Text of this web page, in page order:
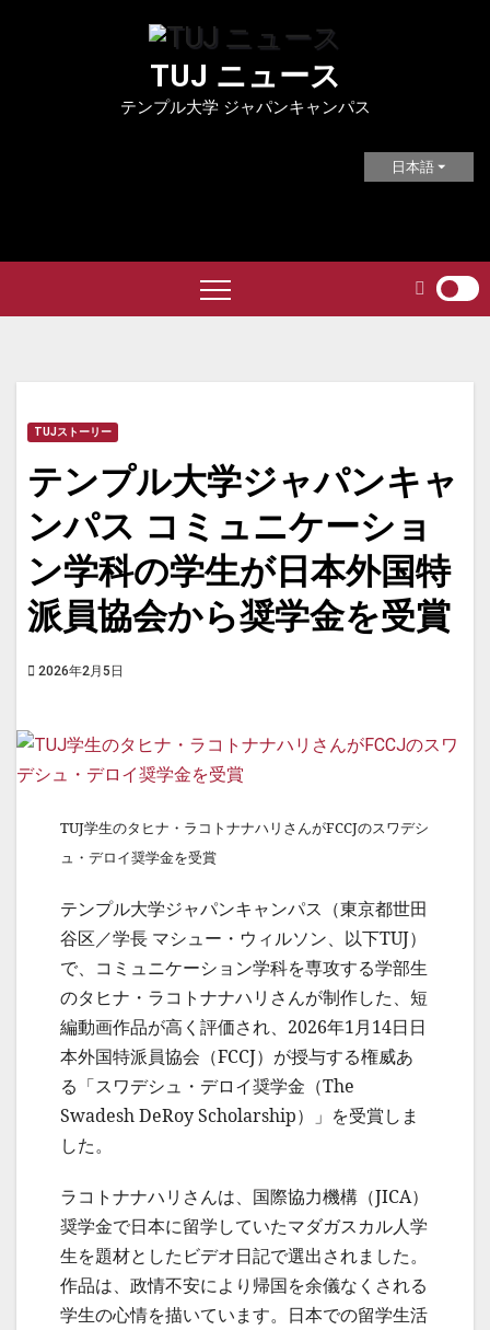
TUJ ニュース
テンプル大学 ジャパンキャンパス
日本語
TUJストーリー
テンプル大学ジャパンキャ
ンパス コミュニケーショ
ン学科の学生が日本外国特
派員協会から奨学金を受賞
2026年2月5日
TUJ学生のタヒナ・ラコトナナハリさんがFCCJのスワデシ
ュ・デロイ奨学金を受賞
テンプル大学ジャパンキャンパス（東京都世田
谷区／学長 マシュー・ウィルソン、以下TUJ）
で、コミュニケーション学科を専攻する学部生
のタヒナ・ラコトナナハリさんが制作した、短
編動画作品が高く評価され、2026年1月14日日
本外国特派員協会（FCCJ）が授与する権威あ
る「スワデシュ・デロイ奨学金（The
Swadesh DeRoy Scholarship）」を受賞しま
した。
ラコトナナハリさんは、国際協力機構（JICA）
奨学金で日本に留学していたマダガスカル人学
生を題材としたビデオ日記で選出されました。
作品は、政情不安により帰国を余儀なくされる
学生の心情を描いています。日本での留学生活